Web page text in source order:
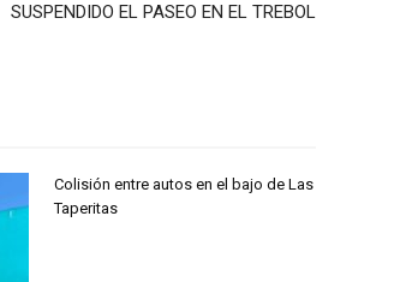
SUSPENDIDO EL PASEO EN EL TREBOL
Colisión entre autos en el bajo de Las
Taperitas